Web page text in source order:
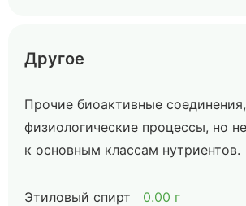
Другое
Прочие биоактивные
физиологические процессы, но
к основным классам нутриентов.
Этиловый спирт 0.00 г